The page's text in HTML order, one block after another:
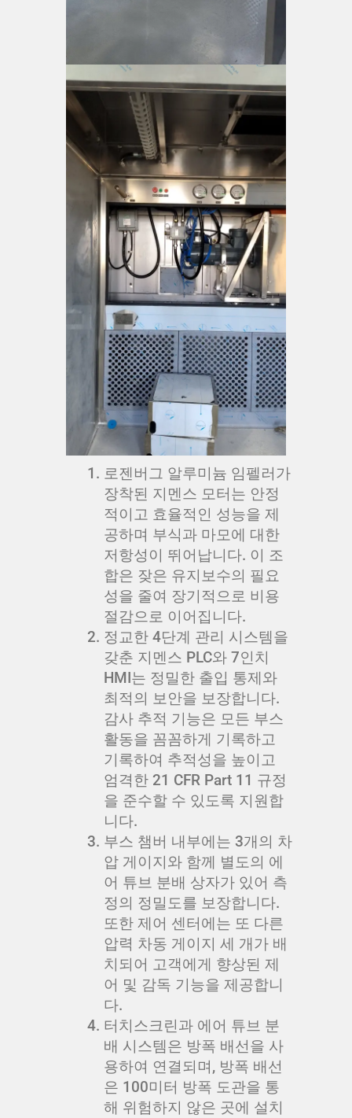
로젠버그 알루미늄 임펠러가
장착된 지멘스 모터는 안정
적이고 효율적인 성능을 제
공하며 부식과 마모에 대한
저항성이 뛰어납니다. 이 조
합은 잦은 유지보수의 필요
성을 줄여 장기적으로 비용
절감으로 이어집니다.
정교한 4단계 관리 시스템을
갖춘 지멘스 PLC와 7인치
HMI는 정밀한 출입 통제와
최적의 보안을 보장합니다.
감사 추적 기능은 모든 부스
활동을 꼼꼼하게 기록하고
기록하여 추적성을 높이고
엄격한 21 CFR Part 11 규정
을 준수할 수 있도록 지원합
니다.
부스 챔버 내부에는 3개의 차
압 게이지와 함께 별도의 에
어 튜브 분배 상자가 있어 측
정의 정밀도를 보장합니다.
또한 제어 센터에는 또 다른
압력 차동 게이지 세 개가 배
치되어 고객에게 향상된 제
어 및 감독 기능을 제공합니
다.
터치스크린과 에어 튜브 분
배 시스템은 방폭 배선을 사
용하여 연결되며, 방폭 배선
은 100미터 방폭 도관을 통
해 위험하지 않은 곳에 설치